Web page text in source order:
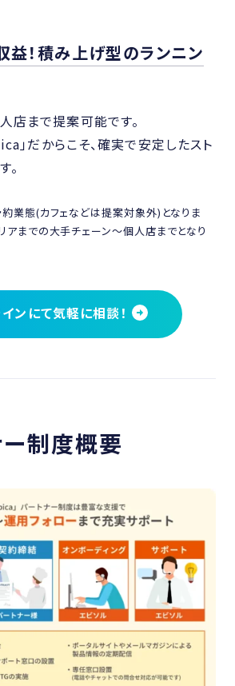
益！積み上げ型のランニン
店まで提案可能です。
」だからこそ、確実で安定したスト
。
業態(カフェなどは提案対象外)となりま
アまでの大手チェーン〜個人店までとなり
ンにて気軽に相談！
制度概要